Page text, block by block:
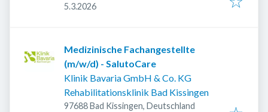
Veröffentlicht
5.3.2026
Medizinische Fachangestellte
(m/w/d) - SalutoCare
Klinik Bavaria GmbH & Co. KG
Rehabilitationsklinik Bad Kissingen
97688 Bad Kissingen, Deutschland